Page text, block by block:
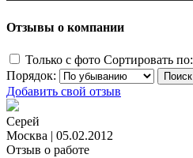
Отзывы о компании
Только с фото Сортировать по:
Порядок:
Добавить свой отзыв
Серей
Москва | 05.02.2012
Отзыв о работе